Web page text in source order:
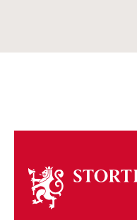
Om
stortinget